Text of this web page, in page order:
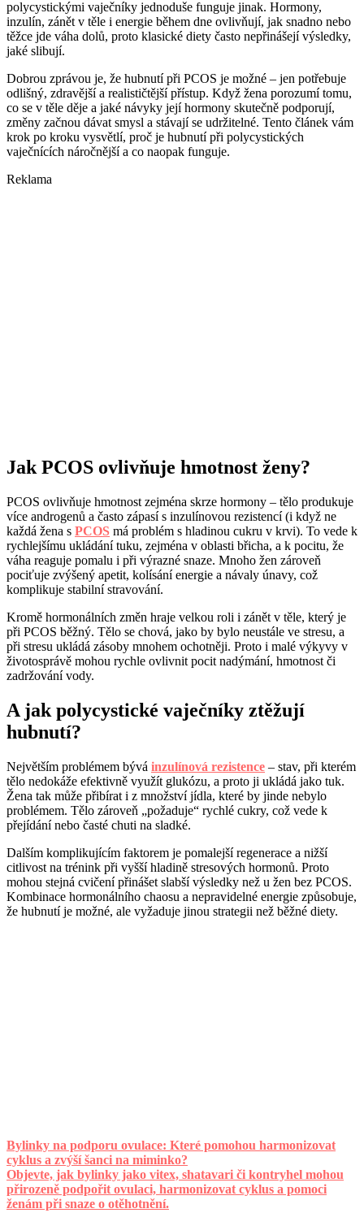
polycystickými vaječníky jednoduše funguje jinak. Hormony,
inzulín, zánět v těle i energie během dne ovlivňují, jak snadno nebo
těžce jde váha dolů, proto klasické diety často nepřinášejí výsledky,
jaké slibují.
Dobrou zprávou je, že hubnutí při PCOS je možné – jen potřebuje
odlišný, zdravější a realističtější přístup. Když žena porozumí tomu,
co se v těle děje a jaké návyky její hormony skutečně podporují,
změny začnou dávat smysl a stávají se udržitelné. Tento článek vám
krok po kroku vysvětlí, proč je hubnutí při polycystických
vaječnících náročnější a co naopak funguje.
Reklama
Jak PCOS ovlivňuje hmotnost ženy?
PCOS ovlivňuje hmotnost zejména skrze hormony – tělo produkuje
více androgenů a často zápasí s inzulínovou rezistencí (i když ne
každá žena s PCOS má problém s hladinou cukru v krvi). To vede k
rychlejšímu ukládání tuku, zejména v oblasti břicha, a k pocitu, že
váha reaguje pomalu i při výrazné snaze. Mnoho žen zároveň
pociťuje zvýšený apetit, kolísání energie a návaly únavy, což
komplikuje stabilní stravování.
Kromě hormonálních změn hraje velkou roli i zánět v těle, který je
při PCOS běžný. Tělo se chová, jako by bylo neustále ve stresu, a
při stresu ukládá zásoby mnohem ochotněji. Proto i malé výkyvy v
životosprávě mohou rychle ovlivnit pocit nadýmání, hmotnost či
zadržování vody.
A jak polycystické vaječníky ztěžují
hubnutí?
Největším problémem bývá inzulínová rezistence – stav, při kterém
tělo nedokáže efektivně využít glukózu, a proto ji ukládá jako tuk.
Žena tak může přibírat i z množství jídla, které by jinde nebylo
problémem. Tělo zároveň „požaduje“ rychlé cukry, což vede k
přejídání nebo časté chuti na sladké.
Dalším komplikujícím faktorem je pomalejší regenerace a nižší
citlivost na trénink při vyšší hladině stresových hormonů. Proto
mohou stejná cvičení přinášet slabší výsledky než u žen bez PCOS.
Kombinace hormonálního chaosu a nepravidelné energie způsobuje,
že hubnutí je možné, ale vyžaduje jinou strategii než běžné diety.
Bylinky na podporu ovulace: Které pomohou harmonizovat
cyklus a zvýší šanci na miminko?
Objevte, jak bylinky jako vitex, shatavari či kontryhel mohou
přirozeně podpořit ovulaci, harmonizovat cyklus a pomoci
ženám při snaze o otěhotnění.